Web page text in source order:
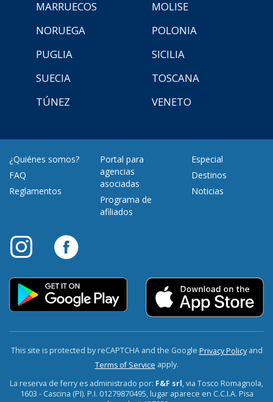
MARRUECOS
MOLISE
NORUEGA
POLONIA
PUGLIA
SICILIA
SUECIA
TOSCANA
TÚNEZ
VENETO
¿Quiénes somos?
FAQ
Reglamentos
Portal para
agencias
asociadas
Programa de
afiliados
Especial
Destinos
Noticias
This site is protected by reCAPTCHA and the Google Privacy Policyand
Terms of Service apply.
La reserva de ferry es administrado por: F&F srl, via Tosco Romagnola,
1603 - Cascina (PI). P.I. 01279870495, lugar aparece en C.C.I.A. Pisa